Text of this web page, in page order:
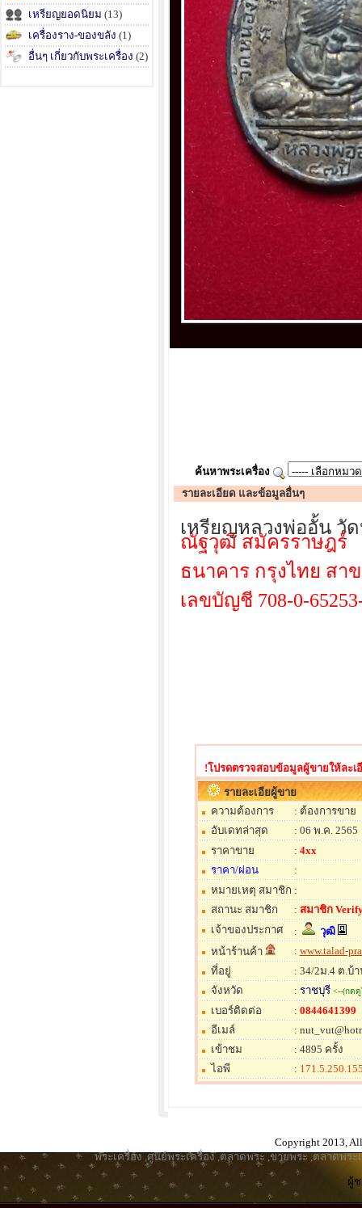
เหรียญยอดนิยม (13)
เครื่องราง-ของขลัง (1)
อื่นๆ เกี่ยวกับพระเครื่อง (2)
ค้นหาพระเครื่อง
รายละเอียด และข้อมูลอื่นๆ
เหรียญหลวงพ่ออั้น วั
ณัฐวุฒิ สมัครราษฎร์
ธนาคาร กรุงไทย สา
เลขบัญชี 708-0-
!โปรดตรวจสอบข้อมูลผู้ขายให้ละเ
รายละเอียผู้ขาย
ความต้องการ
: ต้องการขาย
อับเดทล่าสุด
: 06 พ.ค. 2565
ราคาขาย
: 4xx
ราคา/ผ่อน
:
หมายเหตุ สมาชิก :
สถานะ สมาชิก
: สมาชิก
เจ้าของประกาศ
:
วุฒิ
หน้าร้านค้า
: www.talad-
ที่อยู่
: 34/2ม.4 ต.บ้
จังหวัด
: ราชบุรี<--(กดดู
เบอร์ติดต่อ : 0844641399
อีเมล์
:
เข้าชม
: 4895 ครั้ง
ไอพี
:
Copyright 2013,
พระเครื่อง ,ศูนย์พระเครื่อง,ตลาดพระ ,ขายพระ ,ตลาดพระ
ผู้